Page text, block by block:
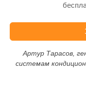
Артур Тарасов,
системам